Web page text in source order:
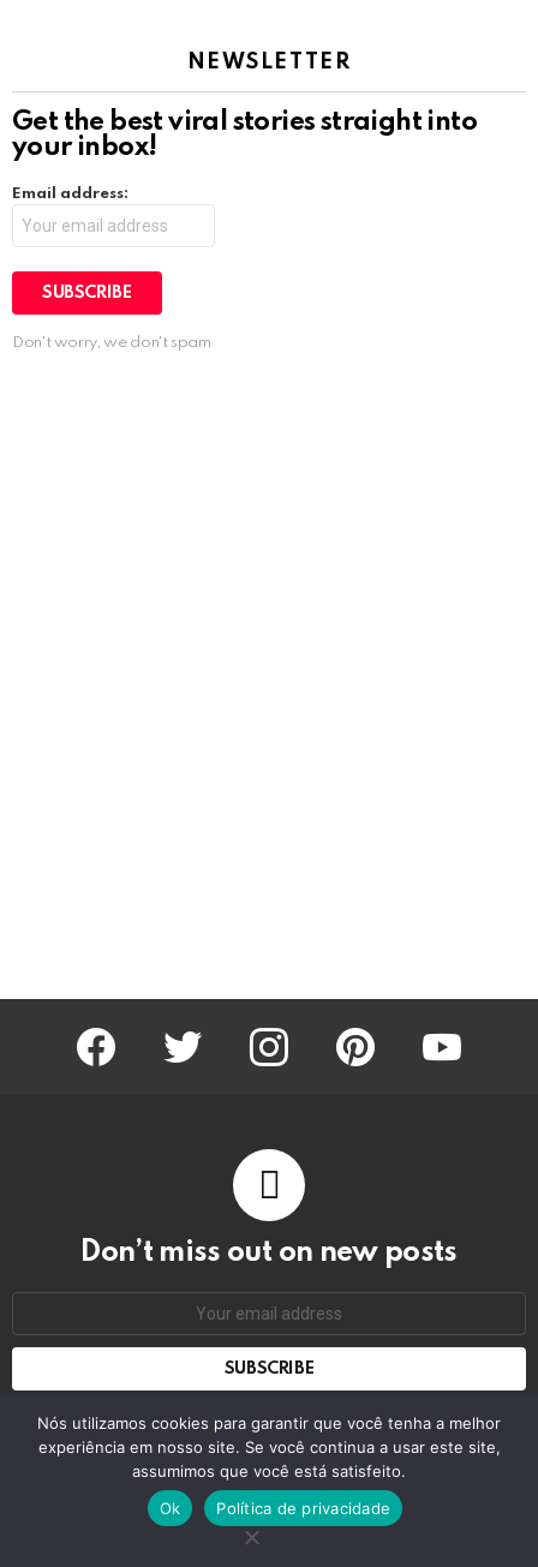
NEWSLETTER
Get the best viral stories straight into
your inbox!
Email address:
Don't worry, we don't spam
facebook twitter instagram pinterest youtube
Don’t miss out on new posts
© 2026 by bring the pixel. Remember to change this
Contact us
Nós utilizamos cookies para garantir que você tenha a melhor
experiência em nosso site. Se você continua a usar este site,
assumimos que você está satisfeito.
Ok
Política de privacidade